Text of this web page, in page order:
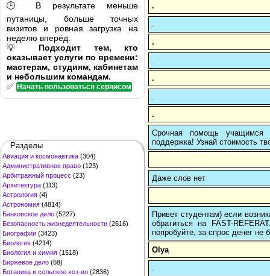
🕒 В результате меньше
путаницы, больше точных
визитов и ровная загрузка на
неделю вперёд.
💡 Подходит тем, кто
оказывает услуги по времени:
мастерам, студиям, кабинетам
и небольшим командам.
✅ Начать пользоваться сервисом
Разделы
Авиация и космонавтика (304)
Административное право (123)
Арбитражный процесс (23)
Архитектура (113)
Астрология (4)
Астрономия (4814)
Банковское дело (5227)
Безопасность жизнедеятельности (2616)
Биографии (3423)
Биология (4214)
Биология и химия (1518)
Биржевое дело (68)
Ботаника и сельское хоз-во (2836)
.
.
.
.
Срочная помощь учащимся в
поддержка! Узнай стоимость
Даже слов нет
Привет студентам) если
обратиться на FAST-
попробуйте, за спрос денег не
Olya